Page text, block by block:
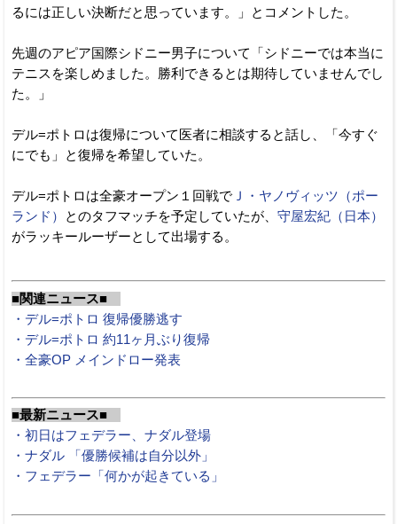
るには正しい決断だと思っています。」とコメントした。
先週のアピア国際シドニー男子について「シドニーでは本当に
テニスを楽しめました。勝利できるとは期待していませんでし
た。」
デル=ポトロは復帰について医者に相談すると話し、「今すぐ
にでも」と復帰を希望していた。
デル=ポトロは全豪オープン１回戦で Ｊ・ヤノヴィッツ（ポー
ランド）
とのタフマッチを予定していたが、 守屋宏紀（日本）
がラッキールーザーとして出場する。
■関連ニュース■
・デル=ポトロ 復帰優勝逃す
・デル=ポトロ 約11ヶ月ぶり復帰
・全豪OP メインドロー発表
■最新ニュース■
・初日はフェデラー、ナダル登場
・ナダル 「優勝候補は自分以外」
・フェデラー「何かが起きている」